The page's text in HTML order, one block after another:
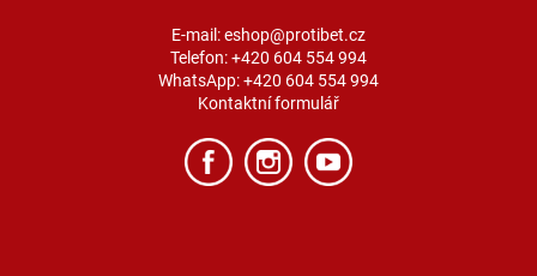
E-mail:eshop@protibet.cz
Telefon:+420 604 554 994
WhatsApp:+420 604 554 994
Kontaktní formulář